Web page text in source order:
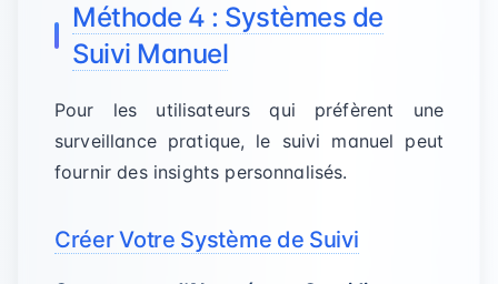
Méthode 4 : Systèmes de
Suivi Manuel
Pour les utilisateurs qui préfèrent une
surveillance pratique, le suivi manuel peut
fournir des insights personnalisés.
Créer Votre Système de Suivi